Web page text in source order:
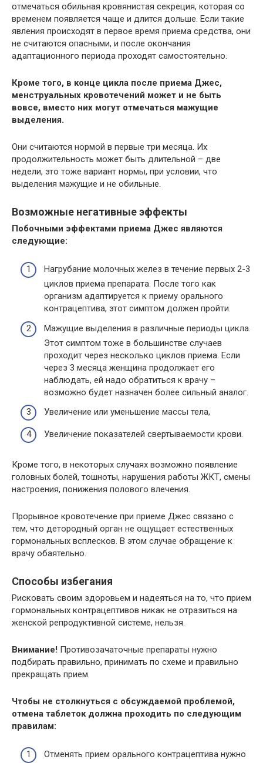
отмечаться обильная кровянистая секреция, которая со
временем появляется чаще и длится дольше. Если такие
явления происходят в первое время приема средства, они
не считаются опасными, и после окончания
адаптационного периода проходят самостоятельно.
Кроме того, в конце цикла после приема Джес,
менструальных кровотечений может и не быть
вовсе, вместо них могут отмечаться мажущие
выделения.
Они считаются нормой в первые три месяца. Их
продолжительность может быть длительной – две
недели, это тоже вариант нормы, при условии, что
выделения мажущие и не обильные.
Возможные негативные эффекты
Побочными эффектами приема Джес являются
следующие:
Нагрубание молочных желез в течение первых 2-3
циклов приема препарата. После того как
организм адаптируется к приему орального
контрацептива, этот симптом должен пройти.
Мажущие выделения в различные периоды цикла.
Этот симптом тоже в большинстве случаев
проходит через несколько циклов приема. Если
через 3 месяца женщина продолжает его
наблюдать, ей надо обратиться к врачу –
возможно будет назначен более сильный аналог.
Увеличение или уменьшение массы тела,
Увеличение показателей свертываемости крови.
Кроме того, в некоторых случаях возможно появление
головных болей, тошноты, нарушения работы ЖКТ, смены
настроения, понижения полового влечения.
Прорывное кровотечение при приеме Джес связано с
тем, что детородный орган не ощущает естественных
гормональных всплесков. В этом случае обращение к
врачу обаятельно.
Способы избегания
Рисковать своим здоровьем и надеяться на то, что прием
гормональных контрацептивов никак не отразиться на
женской репродуктивной системе, нельзя.
Внимание! Противозачаточные препараты нужно
подбирать правильно, принимать по схеме и правильно
прекращать прием.
Чтобы не столкнуться с обсуждаемой проблемой,
отмена таблеток должна проходить по следующим
правилам:
Отменять прием орального контрацептива нужно